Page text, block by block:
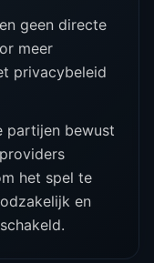
geen directe
meer
privacybeleid
partijen bewust
het spel te
en